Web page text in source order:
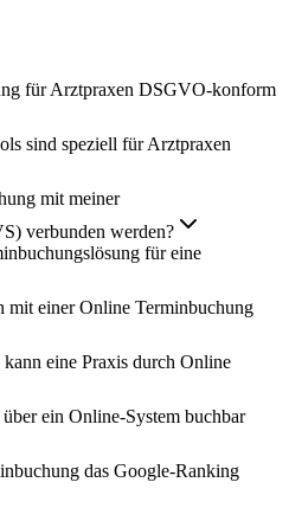
für Arztpraxen DSGVO-konform
sind speziell für Arztpraxen
mit meiner
verbunden werden?
für eine
mit einer Online Terminbuchung
eine Praxis durch Online
ein Online-System buchbar
das Google-Ranking